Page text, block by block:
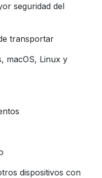
seguridad del
transportar
macOS, Linux y
dispositivos con